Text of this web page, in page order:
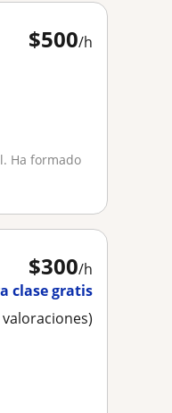
$500/h
Ha formado
$300/h
clase gratis
valoraciones)